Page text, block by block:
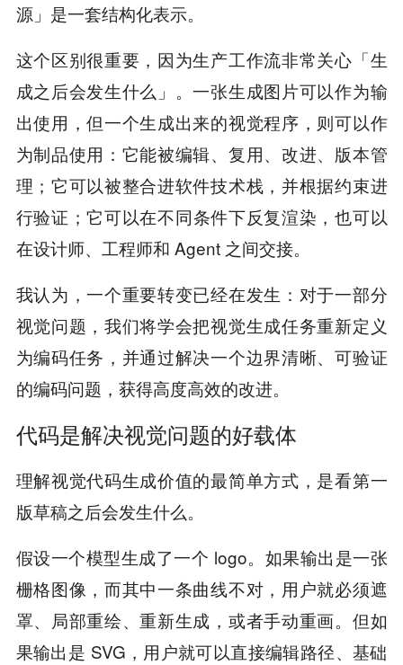
源」是一套结构化表示。
这个区别很重要，因为生产工作流非常关心「生
成之后会发生什么」。一张生成图片可以作为输
出使用，但一个生成出来的视觉程序，则可以作
为制品使用：它能被编辑、复用、改进、版本管
理；它可以被整合进软件技术栈，并根据约束进
行验证；它可以在不同条件下反复渲染，也可以
在设计师、工程师和 Agent 之间交接。
我认为，一个重要转变已经在发生：对于一部分
视觉问题，我们将学会把视觉生成任务重新定义
为编码任务，并通过解决一个边界清晰、可验证
的编码问题，获得高度高效的改进。
代码是解决视觉问题的好载体
理解视觉代码生成价值的最简单方式，是看第一
版草稿之后会发生什么。
假设一个模型生成了一个 logo。如果输出是一张
栅格图像，而其中一条曲线不对，用户就必须遮
罩、局部重绘、重新生成，或者手动重画。但如
果输出是 SVG，用户就可以直接编辑路径、基础